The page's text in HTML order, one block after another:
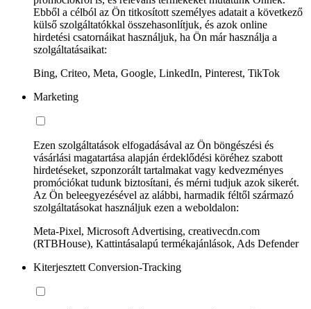
Ebből a célból az Ön titkosított személyes adatait a következő
külső szolgáltatókkal összehasonlítjuk, és azok online
hirdetési csatornáikat használjuk, ha Ön már használja a
szolgáltatásaikat:
Bing, Criteo, Meta, Google, LinkedIn, Pinterest, TikTok
Marketing
Ezen szolgáltatások elfogadásával az Ön böngészési és
vásárlási magatartása alapján érdeklődési köréhez szabott
hirdetéseket, szponzorált tartalmakat vagy kedvezményes
promóciókat tudunk biztosítani, és mérni tudjuk azok sikerét.
Az Ön beleegyezésével az alábbi, harmadik féltől származó
szolgáltatásokat használjuk ezen a weboldalon:
Meta-Pixel, Microsoft Advertising, creativecdn.com
(RTBHouse), Kattintásalapú termékajánlások, Ads Defender
Kiterjesztett Conversion-Tracking